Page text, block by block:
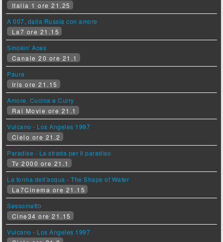
Italia 1 ore 21.25
A 007, dalla Russia con amore
La7 ore 21.15
Smokin' Aces
Canale 20 ore 21.1
Paura
Iris ore 21.15
Amore, Cucina e Curry
Rai Movie ore 21.1
Vulcano - Los Angeles 1997
Cielo ore 21.2
Paradise - La strada per il paradiso
Tv 2000 ore 21.1
La forma dell'acqua - The Shape of Water
La7Cinema ore 21.15
Sessomatto
Cine34 ore 21.15
Vulcano - Los Angeles 1997